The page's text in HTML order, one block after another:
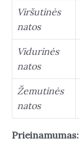
Viršutinės
natos
Vidurinės
natos
Žemutinės
natos
Prieinamumas: